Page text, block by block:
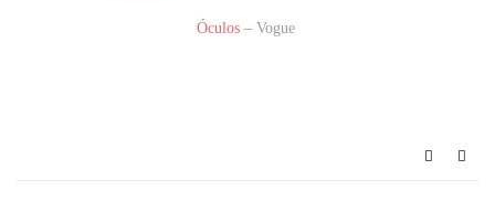
Óculos –Vogue